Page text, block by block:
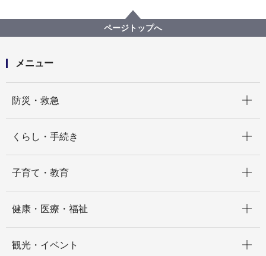
ヨコハマｅアンケート
ヨコハマｅアンケート集計結果の活用状況（令和７年
度）
ページトップへ
メニュー
防災・救急
くらし・手続き
子育て・教育
健康・医療・福祉
観光・イベント